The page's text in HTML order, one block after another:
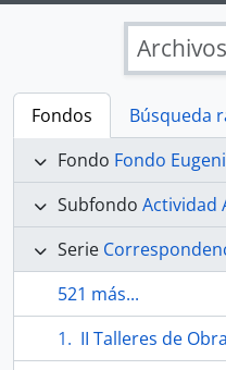
Fondos
Búsqueda
Fondo Fondo
Subfondo Actividad
Serie
521 más...
II Talleres de Obras